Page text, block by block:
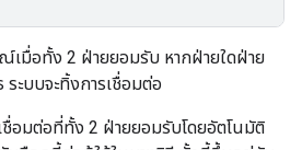
ณ์เมื่อทั้ง 2 ฝ่ายยอมรับ หากฝ่ายใดฝ่าย
ะบบจะทิ้งการเชื่อมต่อ
ชื่อมต่อที่ทั้ง 2 ฝ่ายยอมรับโดยอัตโนมัติ